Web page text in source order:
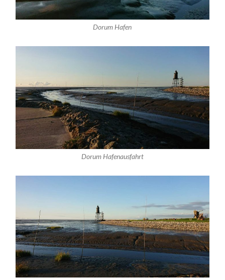
Dorum Hafen
Dorum Hafenausfahrt